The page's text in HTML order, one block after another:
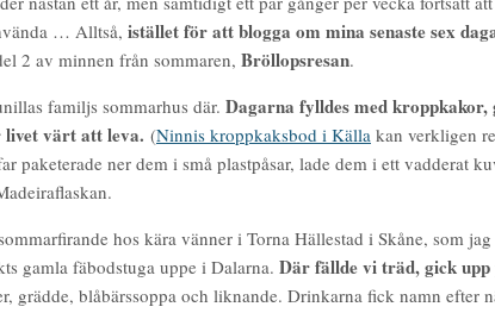
… Alltså, istället för att blogga om mina senaste sex
2 av minnen från sommaren, Bröllopsresan.
familjs sommarhus där. Dagarna fylldes med
livet värt att leva. (Ninnis kroppkaksbod i Källa kan verkligen
paketerade ner dem i små plastpåsar, lade dem i ett vadderat
hos kära vänner i Torna Hällestad i Skåne, som
gamla fäbodstuga uppe i Dalarna. Där fällde vi träd, gick upp
grädde, blåbärssoppa och liknande. Drinkarna fick namn